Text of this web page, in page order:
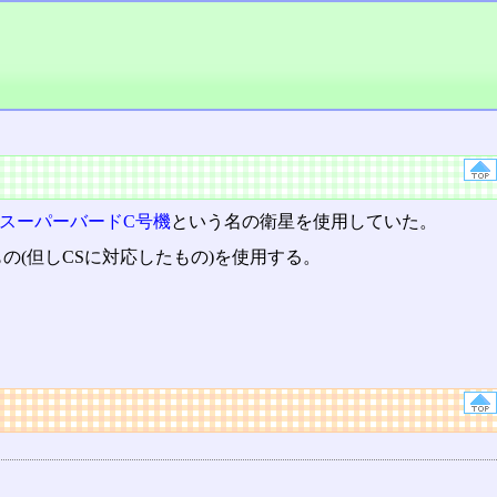
スーパーバードC号機という名の衛星を使用していた。
(但しCSに対応したもの)を使用する。